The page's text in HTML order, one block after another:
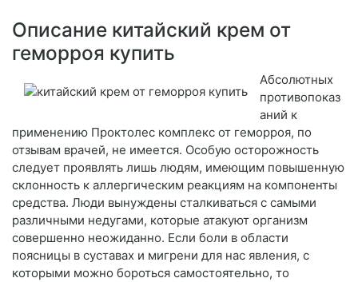
Описание китайский крем от
геморроя купить
Абсолютных
противопоказ
аний к
применению Проктолес комплекс от геморроя, по
отзывам врачей, не имеется. Особую осторожность
следует проявлять лишь людям, имеющим повышенную
склонность к аллергическим реакциям на компоненты
средства. Люди вынуждены сталкиваться с самыми
различными недугами, которые атакуют организм
совершенно неожиданно. Если боли в области
поясницы в суставах и мигрени для нас явления, с
которыми можно бороться самостоятельно, то